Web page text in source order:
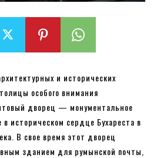
и исторических
особого внимания
дворец — монументальное
в историческом сердце Бухареста в
В свое время этот дворец
зданием для румынской почты,